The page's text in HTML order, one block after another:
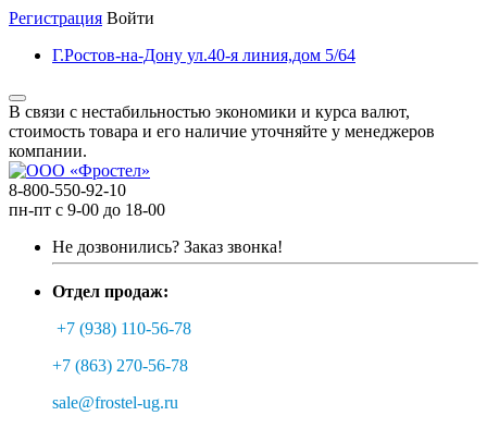
Регистрация Войти
Г.Ростов-на-Дону ул.40-я линия,дом 5/64
В связи с нестабильностью экономики и курса валют,
стоимость товара и его наличие уточняйте у менеджеров
компании.
8-800-550-92-10
пн-пт с 9-00 до 18-00
Не дозвонились? Заказ звонка!
Отдел продаж:
+7 (938) 110-56-78
+7 (863) 270-56-78
sale@frostel-ug.ru